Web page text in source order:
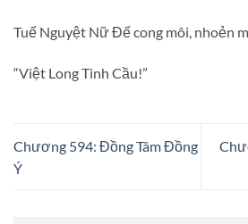
Tuế Nguyệt Nữ Đế cong môi, nhoẻn
“Việt Long Tinh Cầu!”
Chương 594: Đồng Tâm Đồng
Ý